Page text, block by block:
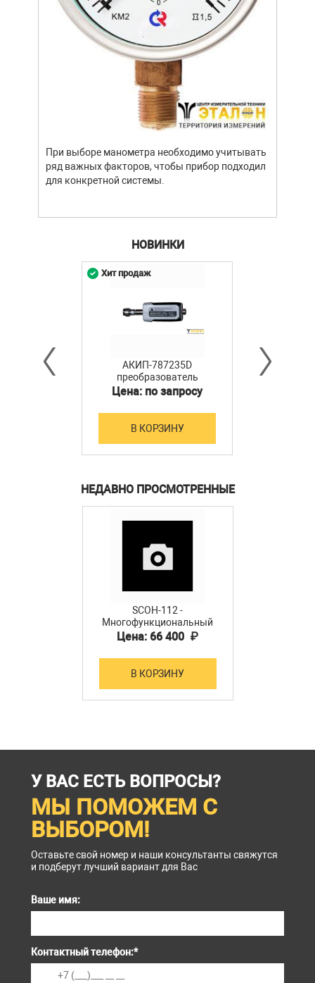
При выборе манометра необходимо учитывать
ряд важных факторов, чтобы прибор подходил
для конкретной системы.
НОВИНКИ
АКИП-787235D
преобразователь
мощности
Цена: по запросу
В КОРЗИНУ
Хит продаж
НЕДАВНО ПРОСМОТРЕННЫЕ
SCOH-112 -
Многофункциональный
зонд измерения
приборов KIMO HQ 210 и
AMI 310
Цена: 66 400 ₽
В КОРЗИНУ
У ВАС ЕСТЬ ВОПРОСЫ?
МЫ ПОМОЖЕМ С
ВЫБОРОМ!
Оставьте свой номер и наши консультанты свяжутся
и подберут лучший вариант для Вас
Ваше имя:
Контактный телефон:*